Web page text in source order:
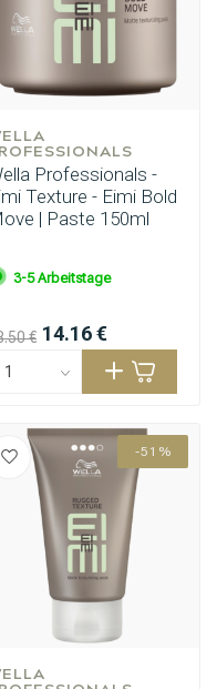
Professionals -
Texture - Eimi Bold
| Paste 150ml
3-5 Arbeitstage
€ 14.16 €
-51%